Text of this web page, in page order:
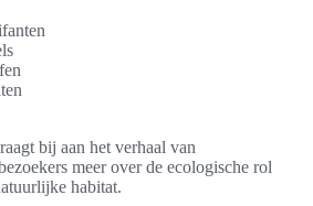
bij aan het verhaal van
meer over de ecologische rol
habitat.